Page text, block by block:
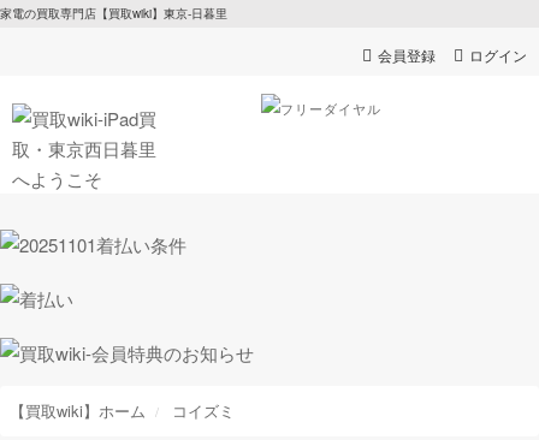
家電の買取専門店【買取wiki】東京-日暮里
会員登録 ログイン
【買取wiki】ホーム コイズミ